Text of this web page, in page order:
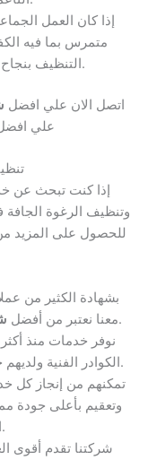
إذا كان العمل
متمرس بما فيه
التنظيف بنجاح ساحق أو يتم تأجيلها.
اتصل الان علي افضل
علي
إذا كنت تبحث عن
وتنظيف الرغوة الجافة
للحصول على المزيد
بشهادة الكثير من
معنا نعتبر من أفضلبالبخار.
الكوادر الفنية ولديهم خبرات وكفاءات ليست قليلة.
تمكنهم من إنجاز كل
وتعقيم بأعلى جودة
الكرام.
شركتنا تقدم